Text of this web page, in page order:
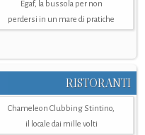
Egaf, la bussola per non
perdersi in un mare di pratiche
RISTORANTI
Chameleon Clubbing Stintino,
il locale dai mille volti